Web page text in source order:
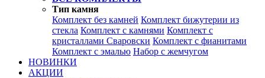
Тип камня
Комплект без камней Комплект бижутерии из
стекла Комплект с камнями Комплект с
кристаллами Сваровски Комплект с фианитами
Комплект с эмалью Набор с жемчугом
НОВИНКИ
АКЦИИ